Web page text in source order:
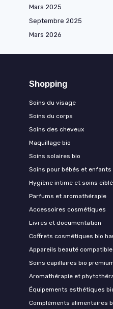
Mars 2025
Septembre 2025
Mars 2026
Shopping
Soins du visage
Soins du corps
Soins des cheveux
Maquillage bio
Soins solaires bio
Soins pour bébés et enfants
Hygiène intime et soins
Parfums et aromathérapie
Accessoires cosmétiques
Livres et documentation
Coffrets cosmétiques bio
Appareils beauté
Soins capillaires bio
Aromathérapie et
Équipements esthétiques
Compléments alimentaires